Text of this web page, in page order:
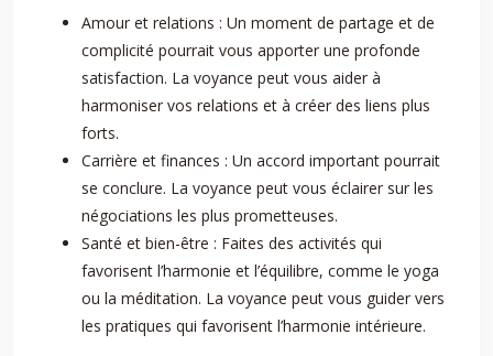
Amour et relations : Un moment de partage et de
complicité pourrait vous apporter une profonde
satisfaction. La voyance peut vous aider à
harmoniser vos relations et à créer des liens plus
forts.
Carrière et finances : Un accord important pourrait
se conclure. La voyance peut vous éclairer sur les
négociations les plus prometteuses.
Santé et bien-être : Faites des activités qui
favorisent l’harmonie et l’équilibre, comme le yoga
ou la méditation. La voyance peut vous guider vers
les pratiques qui favorisent l’harmonie intérieure.